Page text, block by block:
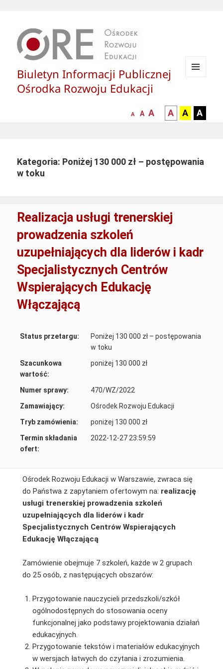
Biuletyn Informacji Publicznej
Ośrodka Rozwoju Edukacji
mniejsza
A
normalna
A
większa-
czcionka
A
kontrast
czarny
tle
A
kontrast
czarny
tle
A
żółty
tle
A
Kategoria: Poniżej 130 000 zł – postępowania
w toku
Realizacja usługi trenerskiej
prowadzenia szkoleń
uzupełniających dla liderów i kadr
Specjalistycznych Centrów
Wspierających Edukację
Włączającą
Status przetargu:
Poniżej 130 000 zł – postępowania
w toku
Szacunkowa
wartość:
poniżej 130 000 zł
Numer sprawy:
470/WZ/2022
Zamawiający:
Ośrodek Rozwoju Edukacji
Tryb zamówienia:
poniżej 130 000 zł
Termin składania
ofert:
2022-12-27 23:59:59
Ośrodek Rozwoju Edukacji w Warszawie, zwraca się
do Państwa z zapytaniem ofertowym na: realizację
usługi trenerskiej prowadzenia szkoleń
uzupełniających dla liderów i kadr
Specjalistycznych Centrów Wspierających
Edukację Włączającą
Zamówienie obejmuje 7 szkoleń, każde w 2 grupach
do 25 osób, z następujących obszarów:
Przygotowanie nauczycieli przedszkoli/szkół
ogólnodostępnych do stosowania oceny
funkcjonalnej jako podstawy projektowania działań
edukacyjnych.
Przygotowanie tekstów i materiałów edukacyjnych
w wersjach łatwych do czytania i zrozumienia.